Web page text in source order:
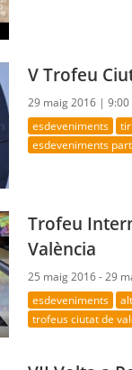
V Trofeu
29 maig 2016 |
esdeveniments
esdeveniments
Trofeu
València
25 maig 2016 - 29
esdeveniments
trofeus ciutat de